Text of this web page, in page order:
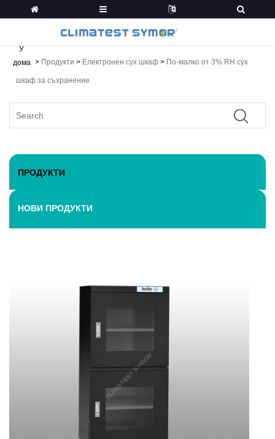
У
дома > Продукти > Електронен сух шкаф > По-малко от 3% RH сух
шкаф за съхранение
ПРОДУКТИ
НОВИ ПРОДУКТИ